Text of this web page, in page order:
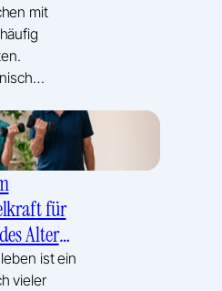
mit
für
Altern
istist ein
vieler